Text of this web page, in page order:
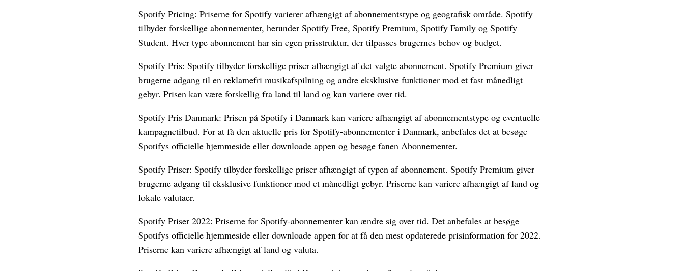
Spotify Pricing: Priserne for Spotify varierer afhængigt af abonnementstype og geografisk område. Spotify
tilbyder forskellige abonnementer, herunder Spotify Free, Spotify Premium, Spotify Family og Spotify
Student. Hver type abonnement har sin egen prisstruktur, der tilpasses brugernes behov og budget.
Spotify Pris: Spotify tilbyder forskellige priser afhængigt af det valgte abonnement. Spotify Premium giver
brugerne adgang til en reklamefri musikafspilning og andre eksklusive funktioner mod et fast månedligt
gebyr. Prisen kan være forskellig fra land til land og kan variere over tid.
Spotify Pris Danmark: Prisen på Spotify i Danmark kan variere afhængigt af abonnementstype og eventuelle
kampagnetilbud. For at få den aktuelle pris for Spotify-abonnementer i Danmark, anbefales det at besøge
Spotifys officielle hjemmeside eller downloade appen og besøge fanen Abonnementer.
Spotify Priser: Spotify tilbyder forskellige priser afhængigt af typen af abonnement. Spotify Premium giver
brugerne adgang til eksklusive funktioner mod et månedligt gebyr. Priserne kan variere afhængigt af land og
lokale valutaer.
Spotify Priser 2022: Priserne for Spotify-abonnementer kan ændre sig over tid. Det anbefales at besøge
Spotifys officielle hjemmeside eller downloade appen for at få den mest opdaterede prisinformation for 2022.
Priserne kan variere afhængigt af land og valuta.